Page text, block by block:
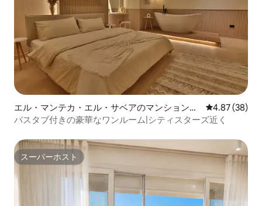
エル・マンテカ・エル・サベアのマンション・
アパート
レビュー38
4.87 (38)
バスタブ付きの豪華なワンルーム|シティスターズ近く
スーパーホスト
スーパーホスト